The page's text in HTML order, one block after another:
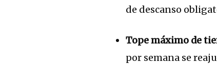
de descanso
Tope máximo de
por semana se